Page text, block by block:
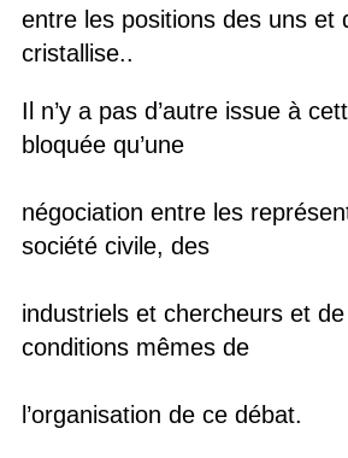
entre les positions des uns et
cristallise..
Il n’y a pas d’autre issue à
bloquée qu’une
négociation entre les
société civile, des
industriels et chercheurs et de
conditions mêmes de
l’organisation de ce débat.